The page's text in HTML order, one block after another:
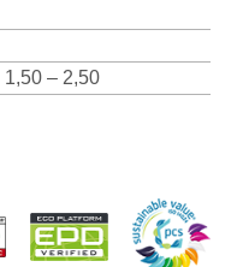
1,50 – 2,50